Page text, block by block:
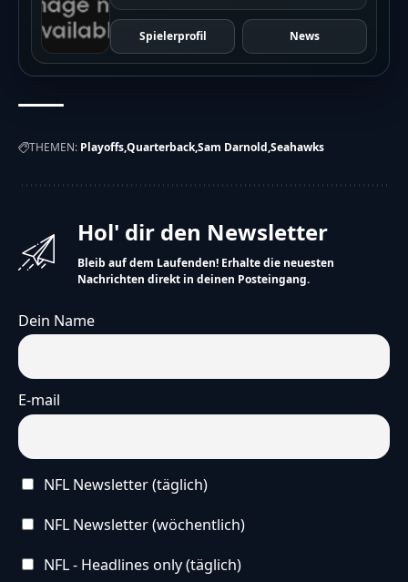
Spielerprofil News
THEMEN: PlayoffsQuarterbackSam Darnold Seahawks
Hol' dir den Newsletter
Bleib auf dem Laufenden! Erhalte die neuesten
Nachrichten direkt in deinen Posteingang.
Dein Name
E-mail
NFL Newsletter (täglich)
NFL Newsletter (wöchentlich)
NFL - Headlines only (täglich)